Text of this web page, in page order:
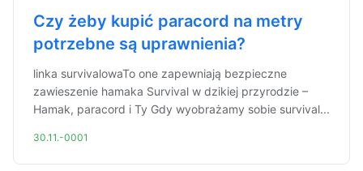
Czy żeby kupić paracord na metry
potrzebne są uprawnienia?
linka survivalowaTo one zapewniają bezpieczne
zawieszenie hamaka Survival w dzikiej przyrodzie –
Hamak, paracord i Ty Gdy wyobrażamy sobie survival...
30.11.-0001